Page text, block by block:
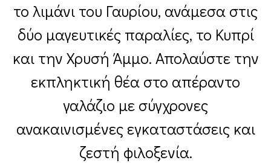
το λιμάνι του Γαυρίου, ανάμεσα στις
δύο μαγευτικές παραλίες, το Κυπρί
και την Χρυσή Άμμο. Απολαύστε την
εκπληκτική θέα στο απέραντο
γαλάζιο με σύγχρονες
ανακαινισμένες εγκαταστάσεις και
ζεστή φιλοξενία.